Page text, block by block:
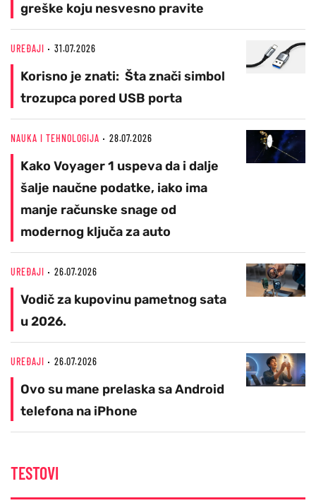
greške koju nesvesno pravite
UREĐAJI 31.07.2026
Korisno je znati: Šta znači simbol
trozupca pored USB porta
NAUKA I TEHNOLOGIJA 28.07.2026
Kako Voyager 1 uspeva da i dalje
šalje naučne podatke, iako ima
manje računske snage od
modernog ključa za auto
UREĐAJI 26.07.2026
Vodič za kupovinu pametnog sata
u 2026.
UREĐAJI 26.07.2026
Ovo su mane prelaska sa Android
telefona na iPhone
TESTOVI